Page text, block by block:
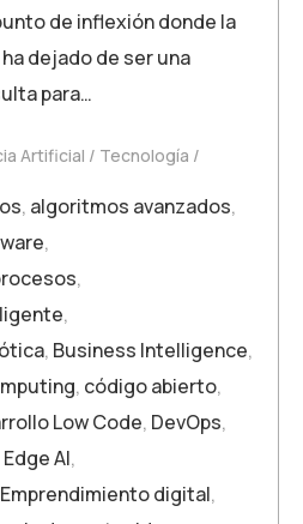
de inflexión donde la
dejado de ser una
para…
Artificial Tecnología
, algoritmos avanzados,
,
,
,
, Business Intelligence,
, código abierto,
Low Code, DevOps,
Edge AI,
Emprendimiento digital,